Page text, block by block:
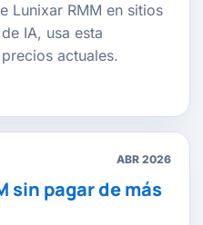
Lunixar RMM en sitios
IA, usa esta
actuales.
ABR 2026
sin pagar de más